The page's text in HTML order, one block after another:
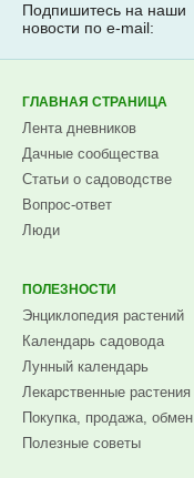
Подпишитесь на наши
новости по e-mail:
ГЛАВНАЯ СТРАНИЦА
Лента дневников
Дачные сообщества
Статьи о садоводстве
Вопрос-ответ
Люди
ПОЛЕЗНОСТИ
Энциклопедия растений
Календарь садовода
Лунный календарь
Лекарственные растения
Покупка, продажа, обмен
Полезные советы